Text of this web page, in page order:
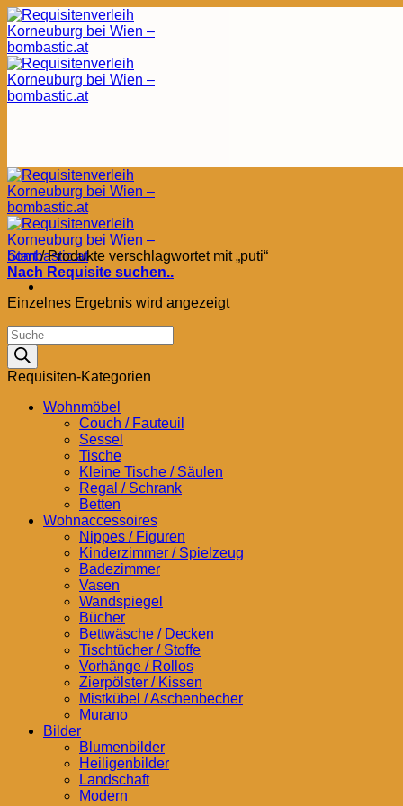
Zum
Inhalt
springen
Start /Produkte verschlagwortet mit „puti“
Nach Requisite suchen..
Einzelnes Ergebnis wird angezeigt
Products
search
Requisiten-Kategorien
Wohnmöbel
Couch / Fauteuil
Sessel
Tische
Kleine Tische / Säulen
Regal / Schrank
Betten
Wohnaccessoires
Nippes / Figuren
Kinderzimmer / Spielzeug
Badezimmer
Vasen
Wandspiegel
Bücher
Bettwäsche / Decken
Tischtücher / Stoffe
Vorhänge / Rollos
Zierpölster / Kissen
Mistkübel / Aschenbecher
Murano
Bilder
Blumenbilder
Heiligenbilder
Landschaft
Modern